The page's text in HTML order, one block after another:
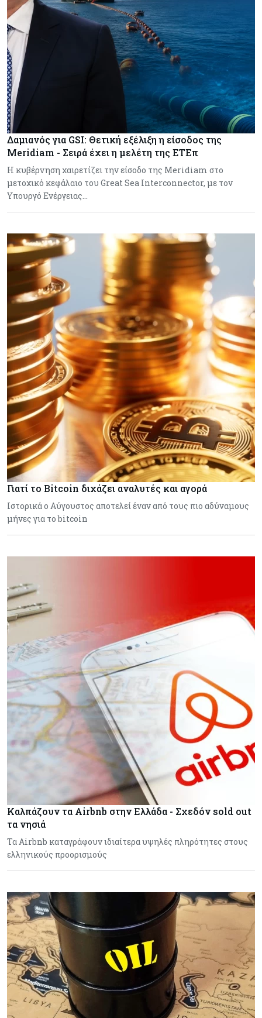
Δαμιανός για GSI: Θετική εξέλιξη η είσοδος της
Meridiam - Σειρά έχει η μελέτη της ΕΤΕπ
Η κυβέρνηση χαιρετίζει την είσοδο της Meridiam στο
μετοχικό κεφάλαιο του Great Sea Interconnector, με τον
Υπουργό Ενέργειας…
Γιατί το Bitcoin διχάζει αναλυτές και αγορά
Ιστορικά ο Αύγουστος αποτελεί έναν από τους πιο αδύναμους
μήνες για το bitcoin
Καλπάζουν τα Airbnb στην Ελλάδα - Σχεδόν sold out
τα νησιά
Τα Airbnb καταγράφουν ιδιαίτερα υψηλές πληρότητες στους
ελληνικούς προορισμούς